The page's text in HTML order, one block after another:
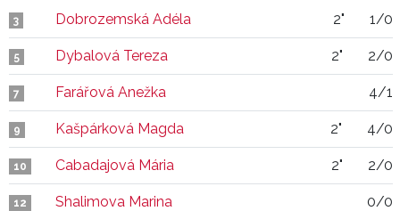
3 Dobrozemská Adéla 2" 1/0
5 Dybalová Tereza 2" 2/0
7 Farářová Anežka 4/1
9 Kašpárková Magda 2" 4/0
10 Cabadajová Mária 2" 2/0
12 Shalimova Marina 0/0